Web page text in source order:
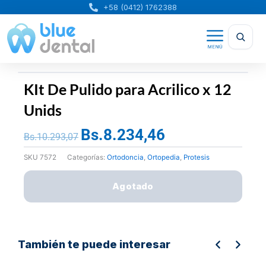
contenido
+58 (0412) 1762388
KIt De Pulido para Acrilico x 12
Unids
Bs.10.293,07 El
precio
original
Bs.10.293,07.
Bs.8.234,46
precio
actual
SKU 7572 Categorías: Ortodoncia, Ortopedia, Protesis
Agotado
También te puede interesar